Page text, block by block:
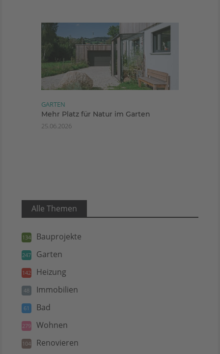
GARTEN
Mehr Platz für Natur im Garten
25.06.2026
Alle Themen
134 Bauprojekte
247 Garten
142 Heizung
48 Immobilien
61 Bad
279 Wohnen
104 Renovieren